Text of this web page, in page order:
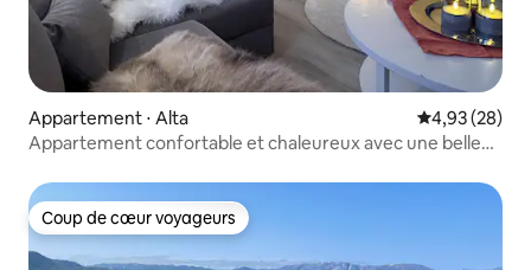
Appartement ⋅ Alta Évaluation
4,93 (28)
Appartement confortable et chaleureux avec une belle
Coup de cœur voyageurs
Coup de cœur voyageurs